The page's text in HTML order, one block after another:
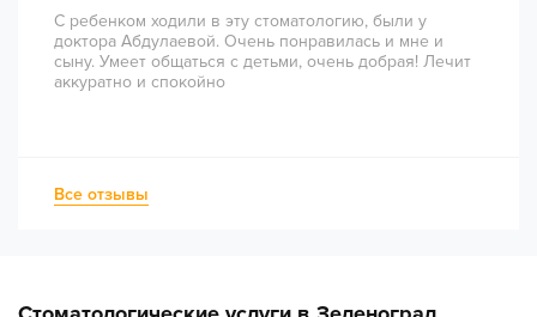
С ребенком ходили в эту стоматологию, были у
доктора Абдулаевой. Очень понравилась и мне и
сыну. Умеет общаться с детьми, очень добрая! Лечит
аккуратно и спокойно
Все отзывы